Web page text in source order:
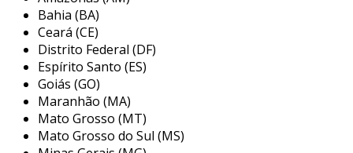
uso de tecnologia de rastreamento em
tempo realgarante maior controle e
visibilidade das remessas, permitindo decisões
informadas e respostas rápidas a imprevistos.
com umsistema automatizado de
planejamento de rotas, as entregas são
Bahia (BA)
Ceará (CE)
Distrito Federal (DF)
Espírito Santo (ES)
Goiás (GO)
Maranhão (MA)
Mato Grosso (MT)
Mato Grosso do Sul (MS)